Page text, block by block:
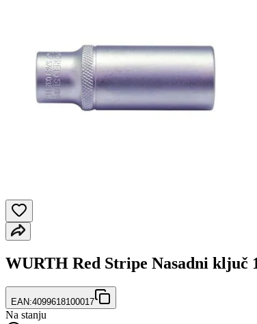
WURTH Red Stripe Nasadni ključ
EAN:4099618100017
Na stanju